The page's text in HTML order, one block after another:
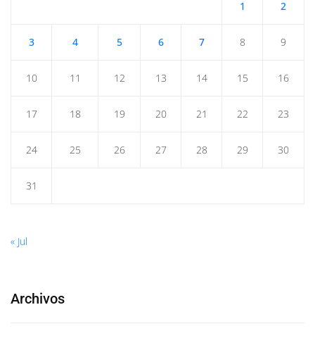
1 2
3 4 5 6 7 8 9
10 11 12 13 14 15 16
17 18 19 20 21 22 23
24 25 26 27 28 29 30
31
« Jul
Archivos